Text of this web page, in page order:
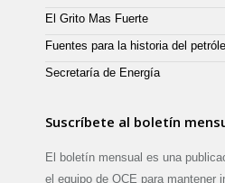
El Grito Mas Fuerte
Fuentes para la historia del
Secretaría de Energía
Suscríbete al boletín
El boletín mensual es una
el equipo de OCE para mantener